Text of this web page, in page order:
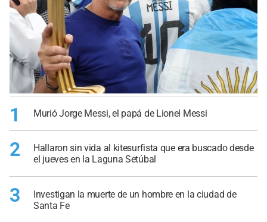
1 Murió Jorge Messi, el papá de Lionel Messi
2
Hallaron sin vida al kitesurfista que era buscado desde
el jueves en la Laguna Setúbal
3
Investigan la muerte de un hombre en la ciudad de
Santa Fe